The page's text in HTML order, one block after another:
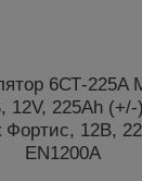
6СТ-225A
12V, 225Ah
Фортис, 12В,
EN1200A